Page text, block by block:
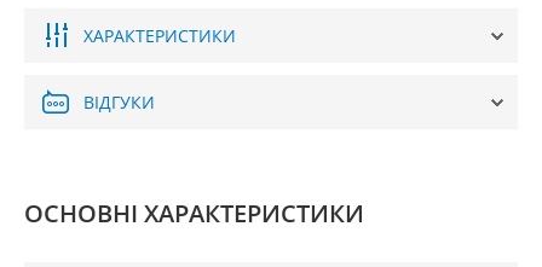
ХАРАКТЕРИСТИКИ
ВІДГУКИ
ОСНОВНІ ХАРАКТЕРИСТИКИ